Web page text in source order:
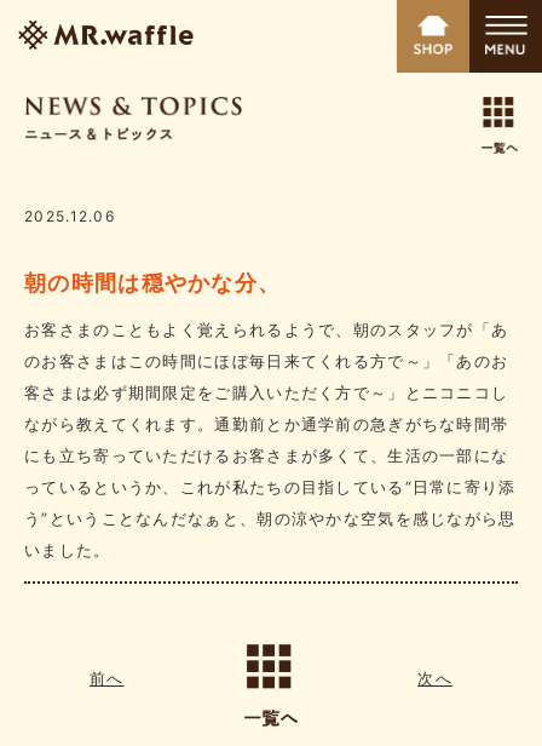
2025.12.06
朝の時間は穏やかな分、
お客さまのこともよく覚えられるようで、朝のスタッフが「あ
のお客さまはこの時間にほぼ毎日来てくれる方で～」「あのお
客さまは必ず期間限定をご購入いただく方で～」とニコニコし
ながら教えてくれます。通勤前とか通学前の急ぎがちな時間帯
にも立ち寄っていただけるお客さまが多くて、生活の一部にな
っているというか、これが私たちの目指している“日常に寄り添
う”ということなんだなぁと、朝の涼やかな空気を感じながら思
いました。
前へ 次へ